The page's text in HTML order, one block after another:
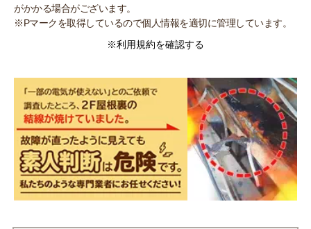
がかかる場合がございます。
※Pマークを取得しているので個人情報を適切に管理しています。
※利用規約を確認する